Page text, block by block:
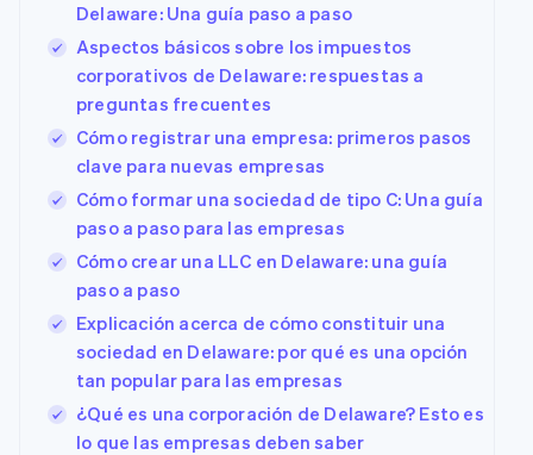
Delaware: Una guía paso a paso
Aspectos básicos sobre los impuestos
corporativos de Delaware: respuestas a
preguntas frecuentes
Cómo registrar una empresa: primeros pasos
clave para nuevas empresas
Cómo formar una sociedad de tipo C: Una guía
paso a paso para las empresas
Cómo crear una LLC en Delaware: una guía
paso a paso
Explicación acerca de cómo constituir una
sociedad en Delaware: por qué es una opción
tan popular para las empresas
¿Qué es una corporación de Delaware? Esto es
lo que las empresas deben saber